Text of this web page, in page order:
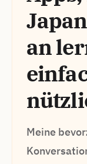
an
Meine